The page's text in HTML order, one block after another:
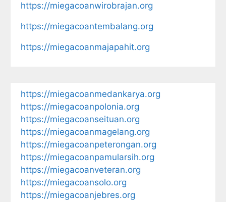
https://miegacoanwirobrajan.org
https://miegacoantembalang.org
https://miegacoanmajapahit.org
https://miegacoanmedankarya.org
https://miegacoanpolonia.org
https://miegacoanseituan.org
https://miegacoanmagelang.org
https://miegacoanpeterongan.org
https://miegacoanpamularsih.org
https://miegacoanveteran.org
https://miegacoansolo.org
https://miegacoanjebres.org